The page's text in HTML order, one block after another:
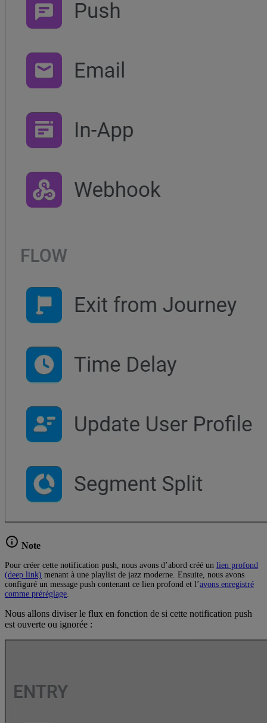
Note
Pour créer cette notification push, nous avons d’abord créé un lien profond
(deep link) menant à une playlist de jazz moderne. Ensuite, nous avons
configuré un message push contenant ce lien profond et l’avons enregistré
comme préréglage.
Nous allons diviser le flux en fonction de si cette notification push
est ouverte ou ignorée :